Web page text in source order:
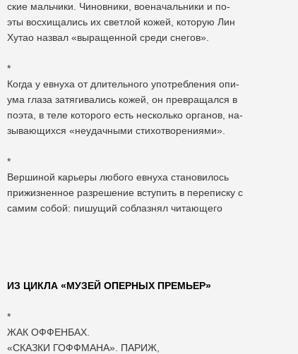
ские мальчики. Чиновники, военачальники и по-
эты восхищались их светлой кожей, которую Лин
Хутао назвал «выращенной среди снегов».
*
Когда у евнуха от длительного употребления опи-
ума глаза затягивались кожей, он превращался в
поэта, в теле которого есть несколько органов, на-
зывающихся «неудачными стихотворениями».
*
Вершиной карьеры любого евнуха становилось
прижизненное разрешение вступить в переписку с
самим собой: пишущий соблазнял читающего
ИЗ ЦИКЛА «МУЗЕЙ ОПЕРНЫХ ПРЕМЬЕР»
*
ЖАК ОФФЕНБАХ.
«СКАЗКИ ГОФФМАНА». ПАРИЖ,